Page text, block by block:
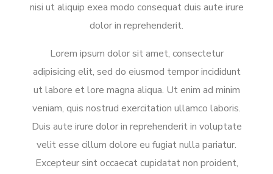
nisi ut aliquip exea modo consequat duis aute irure
dolor in reprehenderit.
Lorem ipsum dolor sit amet, consectetur
adipisicing elit, sed do eiusmod tempor incididunt
ut labore et lore magna aliqua. Ut enim ad minim
veniam, quis nostrud exercitation ullamco laboris.
Duis aute irure dolor in reprehenderit in voluptate
velit esse cillum dolore eu fugiat nulla pariatur.
Excepteur sint occaecat cupidatat non proident,